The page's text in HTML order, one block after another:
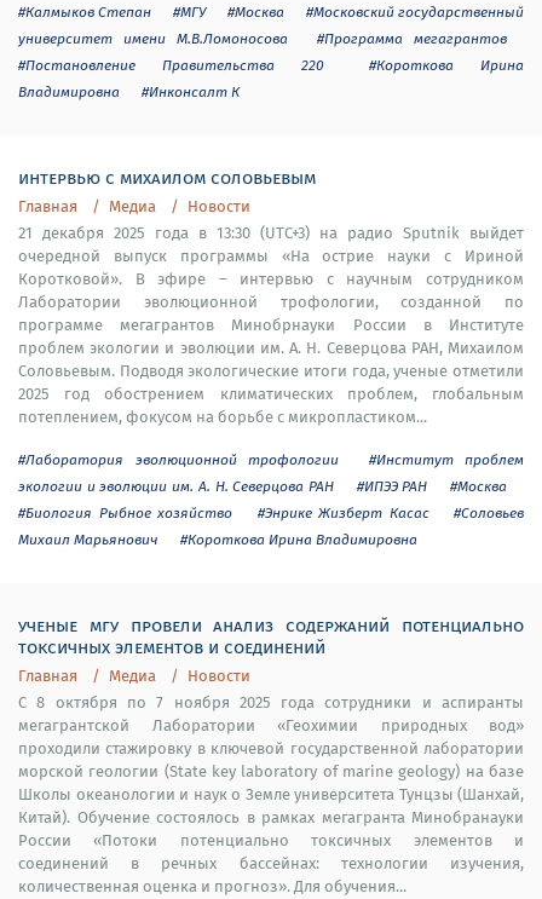
#Калмыков Степан #МГУ #Москва
#Московский государственный
университет имени М.В.Ломоносова
#Программа мегагрантов
#Постановление Правительства 220
#Короткова Ирина
Владимировна
#Инконсалт К
интервью с михаилом соловьевым
Главная Медиа
Новости
21 декабря 2025 года в 13:30 (UTC+3) на радио Sputnik выйдет
очередной выпуск программы «На острие науки с Ириной
Коротковой». В эфире – интервью с научным сотрудником
Лаборатории эволюционной трофологии, созданной по
программе мегагрантов Минобрнауки России в Институте
проблем экологии и эволюции им. А. Н. Северцова РАН, Михаилом
Соловьевым. Подводя экологические итоги года, ученые отметили
2025 год обострением климатических проблем, глобальным
потеплением, фокусом на борьбе с микропластиком...
#Лаборатория эволюционной трофологии
#Институт проблем
экологии и эволюции им. А. Н. Северцова РАН
#ИПЭЭ РАН
#Москва
#Биология Рыбное хозяйство
#Энрике Жизберт Касас
#Соловьев
Михаил Марьянович
#Короткова Ирина Владимировна
ученые мгу провели анализ содержаний потенциально
токсичных элементов и соединений
Главная Медиа
Новости
С 8 октября по 7 ноября 2025 года сотрудники и аспиранты
мегагрантской Лаборатории «Геохимии природных вод»
проходили стажировку в ключевой государственной лаборатории
морской геологии (State key laboratory of marine geology) на базе
Школы океанологии и наук о Земле университета Тунцзы (Шанхай,
Китай). Обучение состоялось в рамках мегагранта Минобранауки
России «Потоки потенциально токсичных элементов и
соединений в речных бассейнах: технологии изучения,
количественная оценка и прогноз». Для обучения...